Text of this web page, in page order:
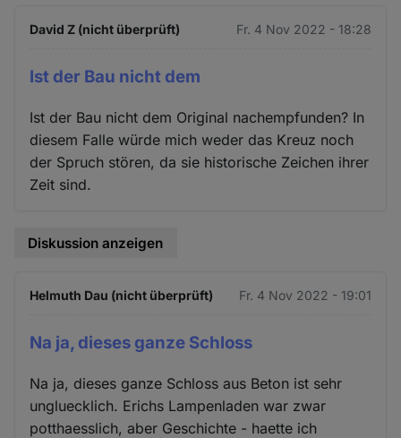
David Z (nicht überprüft) Fr. 4 Nov 2022 - 18:28
Ist der Bau nicht dem
Ist der Bau nicht dem Original nachempfunden? In
diesem Falle würde mich weder das Kreuz noch
der Spruch stören, da sie historische Zeichen ihrer
Zeit sind.
Diskussion anzeigen
Helmuth Dau (nicht überprüft) Fr. 4 Nov 2022 - 19:01
Na ja, dieses ganze Schloss
Na ja, dieses ganze Schloss aus Beton ist sehr
ungluecklich. Erichs Lampenladen war zwar
potthaesslich, aber Geschichte - haette ich